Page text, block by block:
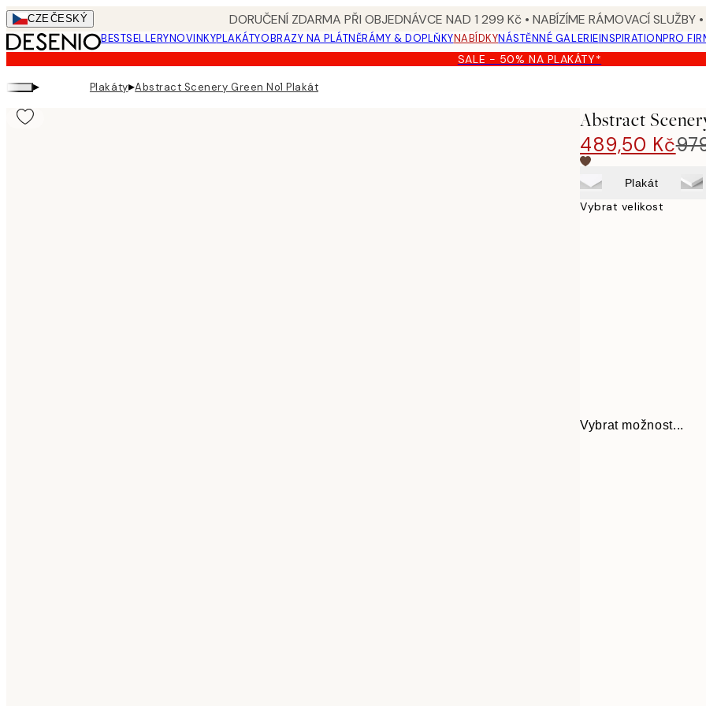
Skip
to
main
content.
CZEČESKÝ DORUČENÍ ZDARMA PŘI OBJEDNÁVCE NAD 1 299 Kč • NABÍZÍME RÁMOVACÍ SLUŽBY
BESTSELLERYNOVINKYPLAKÁTYOBRAZY NA PLÁTNĚRÁMY & DOPLŇKYNABÍDKYNÁSTĚNNÉ GALERIEINSPIRATIONPRO
SALE - 50% NA PLAKÁTY*
▸ Plakáty▸Abstract Scenery Green No1 Plakát
Abstract
489,50 Kč
Plakát
Vybrat velikost
Vybrat možnost...